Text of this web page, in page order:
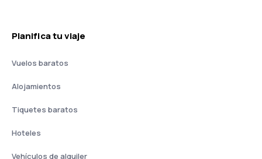
Planifica tu viaje
Vuelos baratos
Alojamientos
Tiquetes baratos
Hoteles
Vehículos de alquiler